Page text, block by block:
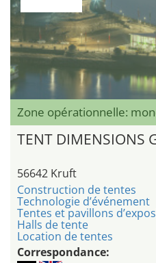
Zone opérationnelle:
TENT DIMENSIONS
56642 Kruft
Construction de tentes
Technologie d’événement
Tentes et pavillons
Halls de tente
Location de tentes
Correspondance: